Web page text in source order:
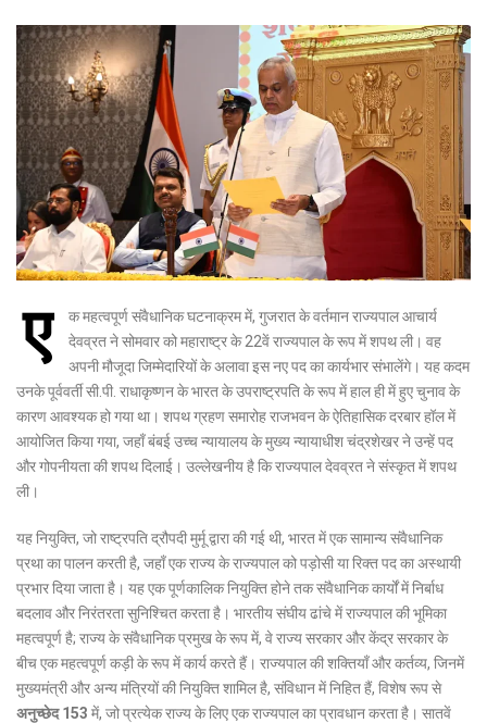
ए
क महत्वपूर्ण संवैधानिक घटनाक्रम में, गुजरात के वर्तमान राज्यपाल आचार्य
देवव्रत ने सोमवार को महाराष्ट्र के 22वें राज्यपाल के रूप में शपथ ली। वह
अपनी मौजूदा जिम्मेदारियों के अलावा इस नए पद का कार्यभार संभालेंगे। यह कदम
उनके पूर्ववर्ती सी.पी. राधाकृष्णन के भारत के उपराष्ट्रपति के रूप में हाल ही में हुए चुनाव के
कारण आवश्यक हो गया था। शपथ ग्रहण समारोह राजभवन के ऐतिहासिक दरबार हॉल में
आयोजित किया गया, जहाँ बंबई उच्च न्यायालय के मुख्य न्यायाधीश चंद्रशेखर ने उन्हें पद
और गोपनीयता की शपथ दिलाई। उल्लेखनीय है कि राज्यपाल देवव्रत ने संस्कृत में शपथ
ली।
यह नियुक्ति, जो राष्ट्रपति द्रौपदी मुर्मू द्वारा की गई थी, भारत में एक सामान्य संवैधानिक
प्रथा का पालन करती है, जहाँ एक राज्य के राज्यपाल को पड़ोसी या रिक्त पद का अस्थायी
प्रभार दिया जाता है। यह एक पूर्णकालिक नियुक्ति होने तक संवैधानिक कार्यों में निर्बाध
बदलाव और निरंतरता सुनिश्चित करता है। भारतीय संघीय ढांचे में राज्यपाल की भूमिका
महत्वपूर्ण है; राज्य के संवैधानिक प्रमुख के रूप में, वे राज्य सरकार और केंद्र सरकार के
बीच एक महत्वपूर्ण कड़ी के रूप में कार्य करते हैं। राज्यपाल की शक्तियाँ और कर्तव्य, जिनमें
मुख्यमंत्री और अन्य मंत्रियों की नियुक्ति शामिल है, संविधान में निहित हैं, विशेष रूप से
अनुच्छेद 153 में, जो प्रत्येक राज्य के लिए एक राज्यपाल का प्रावधान करता है। सातवें